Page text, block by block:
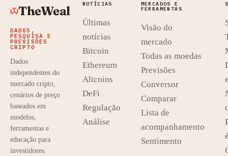
TheWeal
DADOS,
PESQUISA E
PREVISÕES
CRIPTO
Dados
independentes do
mercado cripto,
cenários de preço
baseados em
modelos,
ferramentas e
educação para
investidores.
NOTÍCIAS
Últimas
notícias
Bitcoin
Ethereum
Altcoins
DeFi
Regulação
Análise
MERCADOS E
FERRAMENTAS
Visão do
mercado
Todas as moedas
Previsões
Conversor
Comparar
Lista de
acompanhamento
Sentimento